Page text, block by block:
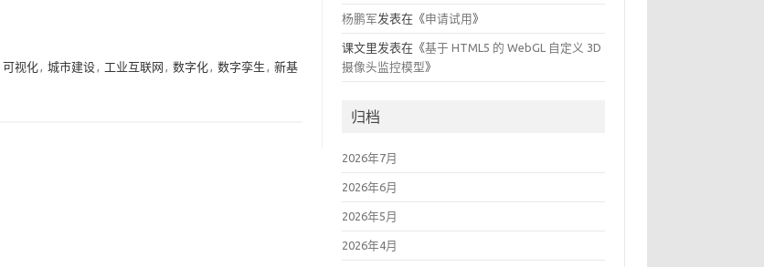
可视化, 城市建设, 工业互联网 , 数字化, 数字孪生 , 新基
杨鹏军发表在《申请试用 》
课文里发表在《基于 HTML5 的 WebGL 自定义 3D
摄像头监控模型》
归档
2026年7月
2026年6月
2026年5月
2026年4月